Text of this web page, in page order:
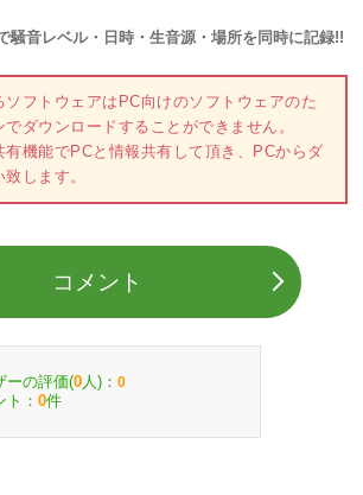
騒音レベル・日時・生音源・場所を同時に記録!!
ソフトウェアはPC向けのソフトウェアのた
ダウンロードすることができません。
有機能でPCと情報共有して頂き、PCからダ
します。
コメント
ーの評価(0 人)： 0
ト： 0件